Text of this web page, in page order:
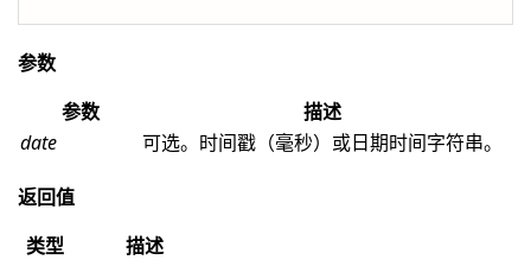
参数
参数
描述
date
可选。时间戳（毫秒）或日期时间字符串。
返回值
类型
描述